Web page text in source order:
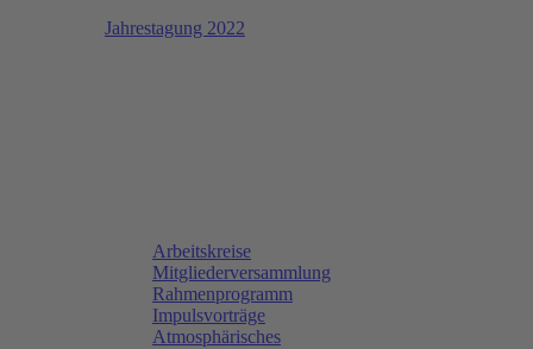
Jahrestagung 2022
Arbeitskreise
Mitgliederversammlung
Rahmenprogramm
Impulsvorträge
Atmosphärisches